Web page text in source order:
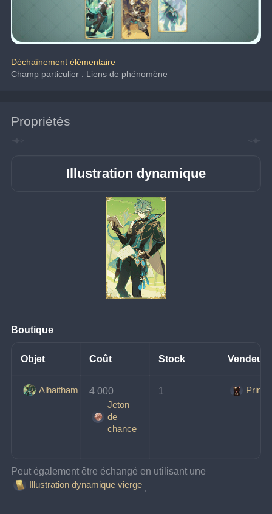
Déchaînement élémentaire
Champ particulier : Liens de phénomène
Propriétés
Illustration dynamique
Boutique
Objet Coût Stock Vendeur
Alhaitham
4 000
Jeton
de
chance
1 Prince
Peut également être échangé en utilisant une
Illustration dynamique vierge